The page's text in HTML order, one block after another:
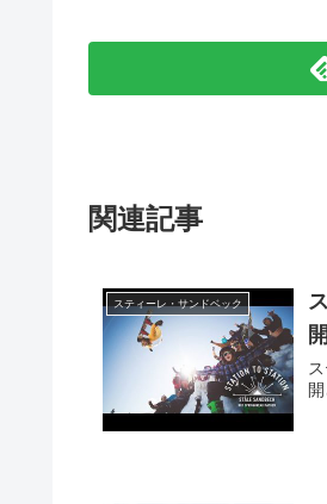
関連記事
スティーレ・サンドベック
開